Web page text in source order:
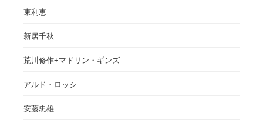
東利恵
新居千秋
荒川修作+マドリン・ギンズ
アルド・ロッシ
安藤忠雄